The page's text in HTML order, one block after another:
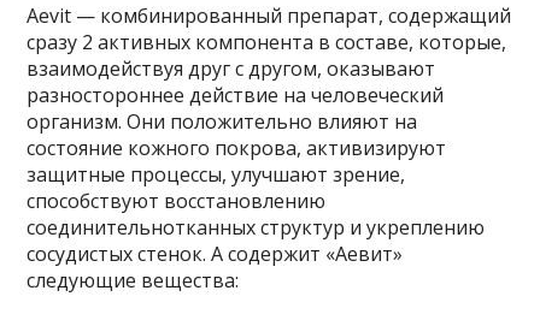
Aevit — комбинированный препарат, содержащий
сразу 2 активных компонента в составе, которые,
взаимодействуя друг с другом, оказывают
разностороннее действие на человеческий
организм. Они положительно влияют на
состояние кожного покрова, активизируют
защитные процессы, улучшают зрение,
способствуют восстановлению
соединительнотканных структур и укреплению
сосудистых стенок. А содержит «Аевит»
следующие вещества: